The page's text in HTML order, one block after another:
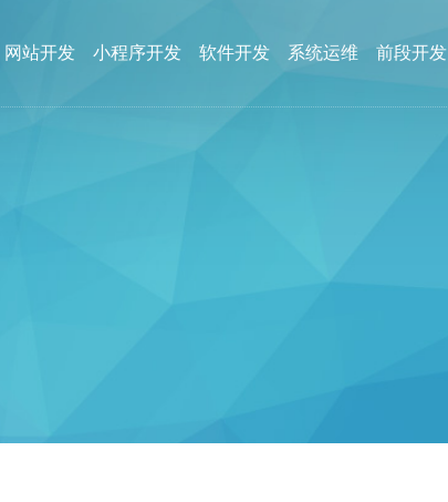
网站开发 小程序开发 软件开发 系统运维 前段开发